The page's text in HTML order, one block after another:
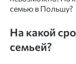
семью в Польшу?
На какой
семьей?